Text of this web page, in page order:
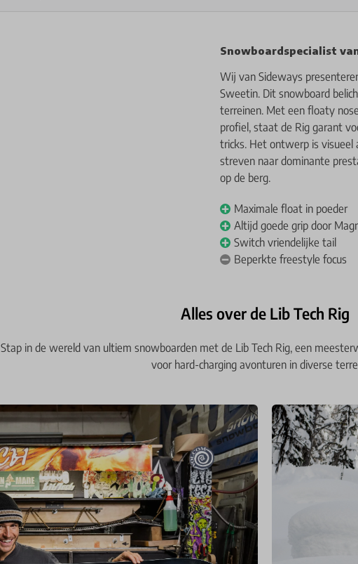
Snowboardspecialist
Wij van Sideways
Sweetin. Dit snowboard
terreinen. Met een floaty
profiel, staat de Rig garant
tricks. Het ontwerp is visueel
streven naar dominante
op de berg.
Maximale float in poeder
Altijd goede grip door
Switch vriendelijke tail
Beperkte freestyle focus
Alles over de Lib Tech Rig
Stap in de wereld van ultiem snowboarden met de Lib Tech Rig, een
voor hard-charging avonturen in diverse